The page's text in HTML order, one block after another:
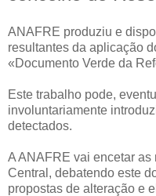
ANAFRE produziu e
resultantes da aplicação
«Documento Verde da
Este trabalho pode,
involuntariamente
detectados.
A ANAFRE vai encetar
Central, debatendo este
propostas de alteração e